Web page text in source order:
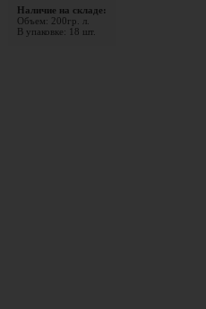
Наличие на складе:
Объем: 200гр. л.
В упаковке: 18 шт.